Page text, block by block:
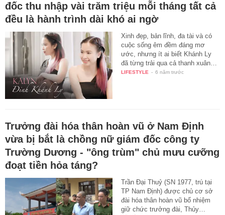
đốc thu nhập vài trăm triệu mỗi tháng tất cả
đều là hành trình dài khó ai ngờ
Xinh đẹp, bản lĩnh, đa tài và có
cuộc sống êm đềm đáng mơ
ước, nhưng ít ai biết Khánh Ly
đã từng trải qua cả thanh xuân…
LIFESTYLE - 6 năm trước
Trưởng đài hóa thân hoàn vũ ở Nam Định
vừa bị bắt là chồng nữ giám đốc công ty
Trường Dương - "ông trùm" chủ mưu cưỡng
đoạt tiền hỏa táng?
Trần Đại Thuỷ (SN 1977, trú tại
TP Nam Định) được chủ cơ sở
đài hóa thân hoàn vũ bổ nhiệm
giữ chức trưởng đài, Thủy…